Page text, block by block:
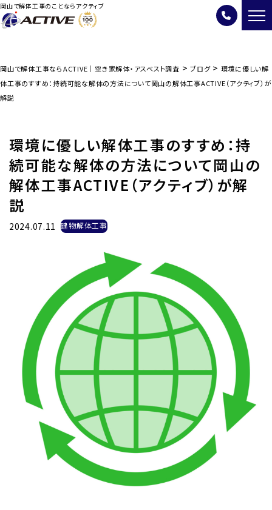
岡山で解体工事のことならアクティブ
岡山で解体工事ならACTIVE｜空き家解体・アスベスト調査 > ブログ> 環境に優しい解
体工事のすすめ：持続可能な解体の方法について岡山の解体工事ACTIVE（アクティブ）が
解説
環境に優しい解体工事のすすめ：持
続可能な解体の方法について岡山の
解体工事ACTIVE（アクティブ）が解
説
2024.07.11 建物解体工事